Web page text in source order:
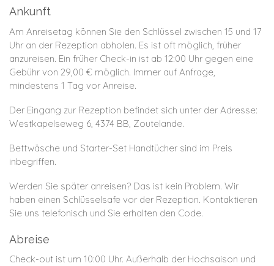
Ankunft
Am Anreisetag können Sie den Schlüssel zwischen 15 und 17
Uhr an der Rezeption abholen. Es ist oft möglich, früher
anzureisen. Ein früher Check-in ist ab 12:00 Uhr gegen eine
Gebühr von 29,00 € möglich. Immer auf Anfrage,
mindestens 1 Tag vor Anreise.
Der Eingang zur Rezeption befindet sich unter der Adresse:
Westkapelseweg 6, 4374 BB, Zoutelande.
Bettwäsche und Starter-Set Handtücher sind im Preis
inbegriffen.
Werden Sie später anreisen? Das ist kein Problem. Wir
haben einen Schlüsselsafe vor der Rezeption. Kontaktieren
Sie uns telefonisch und Sie erhalten den Code.
Abreise
Check-out ist um 10:00 Uhr. Außerhalb der Hochsaison und